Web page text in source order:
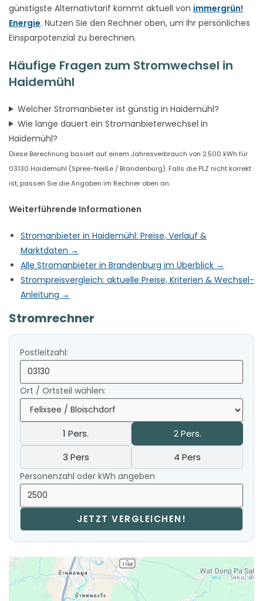
günstigste Alternativtarif kommt aktuell von immergrün!
Energie. Nutzen Sie den Rechner oben, um Ihr persönliches
Einsparpotenzial zu berechnen.
Häufige Fragen zum Stromwechsel in
Haidemühl
Welcher Stromanbieter ist günstig in Haidemühl?
Wie lange dauert ein Stromanbieterwechsel in
Haidemühl?
Diese Berechnung basiert auf einem Jahresverbrauch von 2.500 kWh für
03130 Haidemühl (Spree-Neiße / Brandenburg). Falls die PLZ nicht korrekt
ist, passen Sie die Angaben im Rechner oben an.
Weiterführende Informationen
Stromanbieter in Haidemühl: Preise, Verlauf &
Marktdaten →
Alle Stromanbieter in Brandenburg im Überblick →
Strompreisvergleich: aktuelle Preise, Kriterien & Wechsel-
Anleitung →
Stromrechner
Postleitzahl:
Ort / Ortsteil wählen:
1 Pers.
2 Pers.
3 Pers
4 Pers
Personenzahl oder kWh angeben
JETZT VERGLEICHEN!